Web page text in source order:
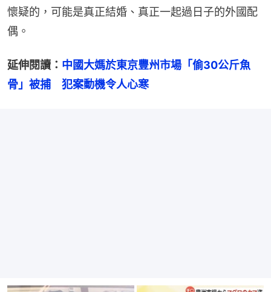
懷疑的，可能是真正結婚、真正一起過日子的外國配
偶。
延伸閱讀： 中國大媽於東京豐州市場「偷30公斤魚
骨」被捕　犯案動機令人心寒